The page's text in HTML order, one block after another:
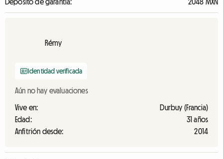
Rémy
Identidad verificada
Aún no hay evaluaciones
Vive en:
Durbuy (Francia)
Edad:
31 años
Anfitrión desde:
2014